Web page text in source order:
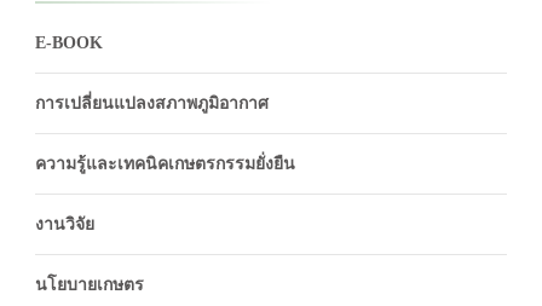
E-BOOK
การเปลี่ยนแปลงสภาพภูมิอากาศ
ความรู้และเทคนิคเกษตรกรรมยั่งยืน
งานวิจัย
นโยบายเกษตร